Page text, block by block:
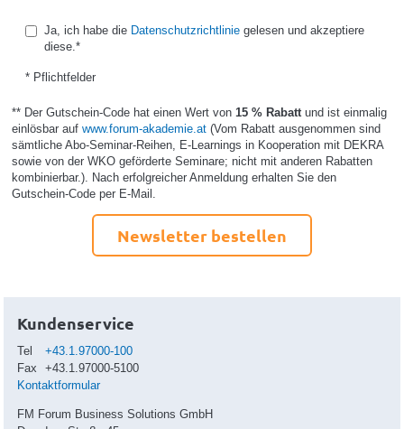
Ja, ich habe die Datenschutzrichtliniegelesen und akzeptiere
diese.*
* Pflichtfelder
** Der Gutschein-Code hat einen Wert von 15 % Rabatt und ist einmalig
einlösbar auf www.forum-akademie.at(Vom Rabatt ausgenommen sind
sämtliche Abo-Seminar-Reihen, E-Learnings in Kooperation mit DEKRA
sowie von der WKO geförderte Seminare; nicht mit anderen Rabatten
kombinierbar.). Nach erfolgreicher Anmeldung erhalten Sie den
Gutschein-Code per E-Mail.
Newsletter bestellen
Kundenservice
Tel
+43.1.97000-100
Fax
+43.1.97000-5100
Kontaktformular
FM Forum Business Solutions GmbH